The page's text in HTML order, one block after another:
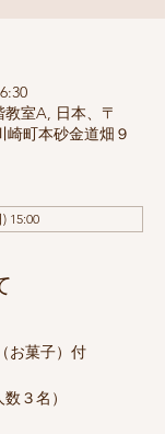
室A, 日本、〒
崎町本砂金道畑９
15:00
お菓子）付
３名）